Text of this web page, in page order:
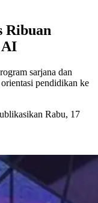
Ribuan
AI
sarjana dan
pendidikan ke
Rabu, 17